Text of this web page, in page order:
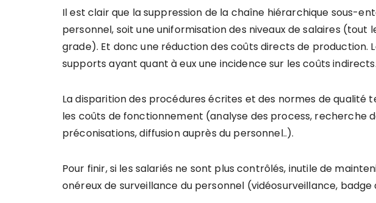
Il est clair que la suppression de la chaîne hiérarchique sous-
personnel, soit une uniformisation des niveaux de salaires (tout
grade). Et donc une réduction des coûts directs de production.
supports ayant quant à eux une incidence sur les coûts indirects.
La disparition des procédures écrites et des normes de qualité
les coûts de fonctionnement (analyse des process, recherche
préconisations, diffusion auprès du personnel..).
Pour finir, si les salariés ne sont plus contrôlés, inutile de
onéreux de surveillance du personnel (vidéosurveillance, badge